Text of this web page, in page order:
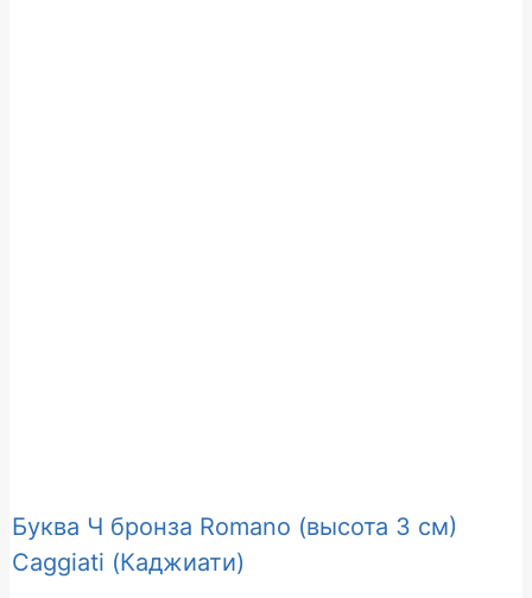
Буква Ч бронза Romano (высота 3 см)
Caggiati (Каджиати)